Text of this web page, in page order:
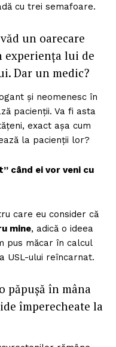
cu trei semafoare.
un oarecare
experiența lui de
Dar un medic?
și neomenesc în
pacienții. Va fi asta
exact așa cum
la pacienții lor?
când ei vor veni cu
care eu consider că
mine, adică o ideea
pus măcar în calcul
USL-ului reîncarnat.
păpușă în mâna
împerecheate la